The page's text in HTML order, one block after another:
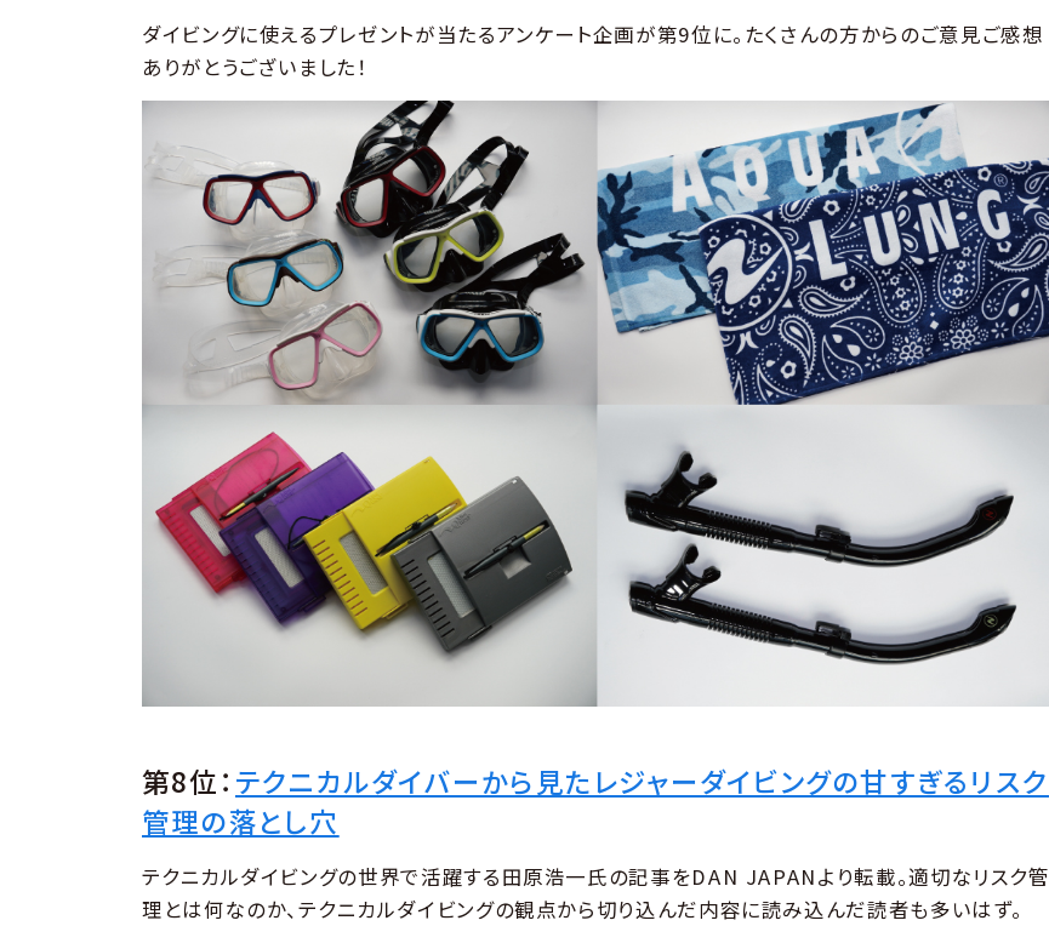
ダイビングに使えるプレゼントが当たるアンケート企画が第9位に。たくさんの方からのご意見ご感想
ありがとうございました！
第8位： テクニカルダイバーから見たレジャーダイビングの甘すぎるリスク
管理の落とし穴
テクニカルダイビングの世界で活躍する田原浩一氏の記事をDAN JAPANより転載。適切なリスク管
理とは何なのか、テクニカルダイビングの観点から切り込んだ内容に読み込んだ読者も多いはず。